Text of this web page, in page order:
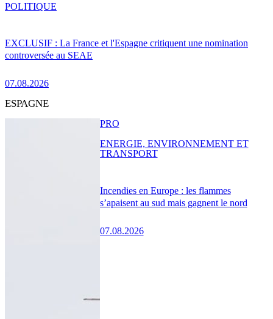
EXCLUSIF : La France et l'Espagne critiquent une nomination
controversée au SEAE
07.08.2026
POLITIQUE
ESPAGNE
Incendies en Europe : les flammes
s’apaisent au sud mais gagnent le nord
07.08.2026
PRO
ENERGIE, ENVIRONNEMENT ET
TRANSPORT